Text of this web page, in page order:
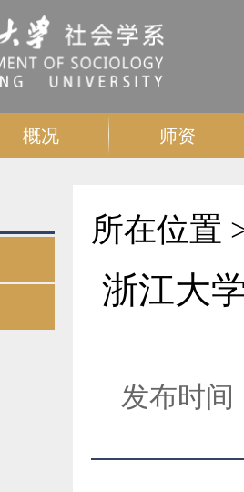
概况 师资
所在位置
浙江大
发布时间